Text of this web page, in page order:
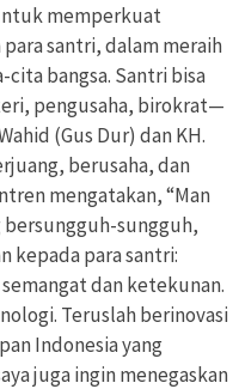
memperkuat
santri, dalam meraih
bangsa. Santri bisa
pengusaha, birokrat—
(Gus Dur) dan KH.
berusaha, dan
mengatakan, “Man
bersungguh-sungguh,
kepada para santri:
dan ketekunan.
Teruslah berinovasi
Indonesia yang
juga ingin menegaskan